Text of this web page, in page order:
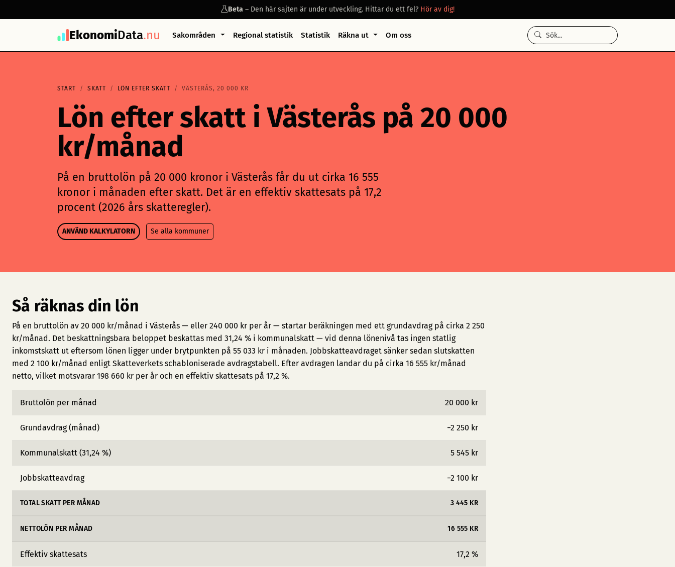
Beta– Den här sajten är under utveckling. Hittar du ett fel? Hör av dig!
EkonomiData.nu Sakområden Regional statistik Statistik Räkna ut Om oss
START SKATT LÖN EFTER SKATT VÄSTERÅS, 20 000 KR
Lön efter skatt i Västerås på 20 000
kr/månad
På en bruttolön på 20 000 kronor i Västerås får du ut cirka 16 555
kronor i månaden efter skatt. Det är en effektiv skattesats på 17,2
procent (2026 års skatteregler).
ANVÄND KALKYLATORN Se alla kommuner
Så räknas din lön
På en bruttolön av 20 000 kr/månad i Västerås — eller 240 000 kr per år — startar beräkningen med ett grundavdrag på cirka 2 250
kr/månad. Det beskattningsbara beloppet beskattas med 31,24 % i kommunalskatt — vid denna lönenivå tas ingen statlig
inkomstskatt ut eftersom lönen ligger under brytpunkten på 55 033 kr i månaden. Jobbskatteavdraget sänker sedan slutskatten
med 2 100 kr/månad enligt Skatteverkets schabloniserade avdragstabell. Efter avdragen landar du på cirka 16 555 kr/månad
netto, vilket motsvarar 198 660 kr per år och en effektiv skattesats på 17,2 %.
Bruttolön per månad 20 000 kr
Grundavdrag (månad) −2 250 kr
Kommunalskatt (31,24 %) 5 545 kr
Jobbskatteavdrag −2 100 kr
TOTAL SKATT PER MÅNAD 3 445 KR
NETTOLÖN PER MÅNAD 16 555 KR
Effektiv skattesats 17,2 %